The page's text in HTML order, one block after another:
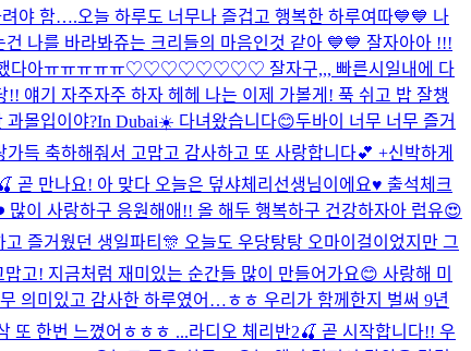
려야 함….오늘 하루도 너무나 즐겁고 행복한 하루여따💙💙 나
나를 바라봐쥬는 크리들의 마음인것 같아 💙💙 잘자아아 !!!
했다아ㅠㅠㅠㅠㅠ♡♡♡♡♡♡♡♡ 잘자구,,, 빠른시일내에 다
얘기 자주자주 하자 헤헤 나는 이제 가볼게! 푹 쉬고 밥 잘챙
과몰입이야?In Dubai☀️ 다녀왔습니다😊두바이 너무 너무 즐거
득 축하해줘서 고맙고 감사하고 또 사랑합니다💕 +신박하게
곧 만나요! 아 맞다 오늘은 덮샤체리선생님이에요♥️ 출석체크
이 사랑하구 응원해애!! 올 해두 행복하구 건강하자아 럽유😍
즐거웠던 생일파티🎊 오늘도 우당탕탕 오마이걸이었지만 그
고! 지금처럼 재미있는 순간들 많이 만들어가요😊 사랑해 미
의미있고 감사한 하루였어…ㅎㅎ 우리가 함께한지 벌써 9년
또 한번 느꼈어ㅎㅎㅎ ...라디오 체리반2🍒 곧 시작합니다!! 우